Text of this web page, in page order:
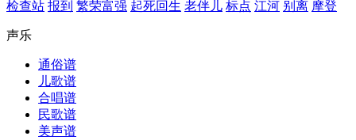
检查站 报到 繁荣富强 起死回生 老伴儿 标点 江河 别离 摩登
声乐
通俗谱
儿歌谱
合唱谱
民歌谱
美声谱